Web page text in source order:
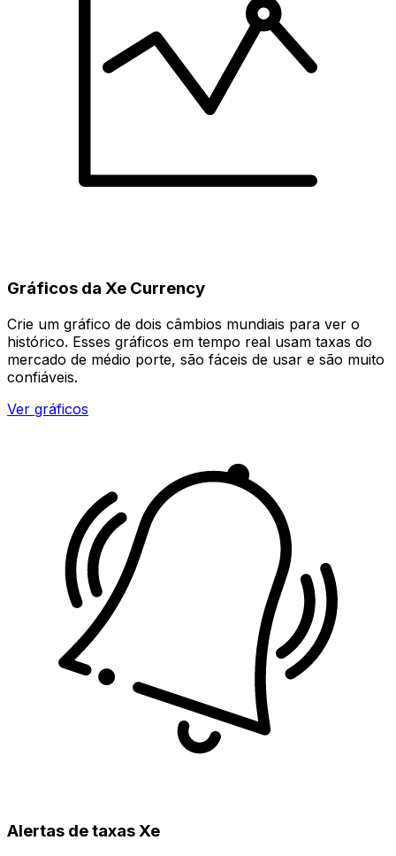
Gráficos da Xe Currency
Crie um gráfico de dois câmbios mundiais para ver o
histórico. Esses gráficos em tempo real usam taxas do
mercado de médio porte, são fáceis de usar e são muito
confiáveis.
Ver gráficos
Alertas de taxas Xe